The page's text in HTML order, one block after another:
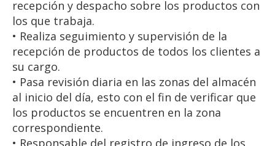
recepción y despacho sobre los productos con
los que trabaja.
• Realiza seguimiento y supervisión de la
recepción de productos de todos los clientes a
su cargo.
• Pasa revisión diaria en las zonas del almacén
al inicio del día, esto con el fin de verificar que
los productos se encuentren en la zona
correspondiente.
• Responsable del registro de ingreso de los